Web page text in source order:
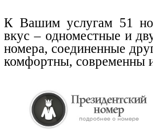
К Вашим услугам 51
вкус – одноместные и
номера, соединенные
комфортны, современны